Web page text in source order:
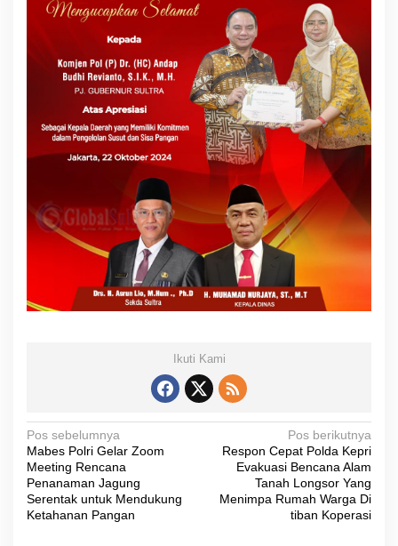
Ikuti Kami
N
a
v
i
Pos sebelumnya
Mabes Polri Gelar Zoom
Meeting Rencana
Penanaman Jagung
Serentak untuk Mendukung
Ketahanan Pangan
Pos berikutnya
Respon Cepat Polda Kepri
Evakuasi Bencana Alam
Tanah Longsor Yang
Menimpa Rumah Warga Di
tiban Koperasi